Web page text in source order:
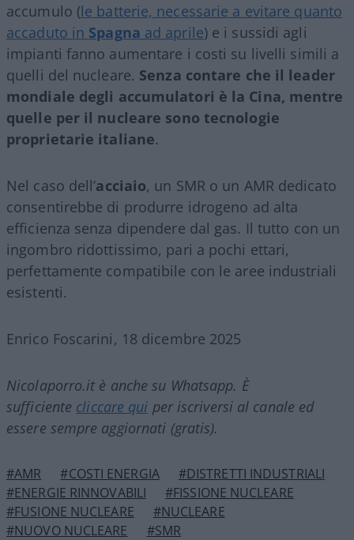
accumulo (le batterie, necessarie a evitare quanto
accaduto in Spagna ad aprile) e i sussidi agli
impianti fanno aumentare i costi su livelli simili a
quelli del nucleare. Senza contare che il leader
mondiale degli accumulatori è la Cina, mentre
quelle per il nucleare sono tecnologie
proprietarie italiane.
Nel caso dell’acciaio, un SMR o un AMR dedicato
consentirebbe di produrre idrogeno ad alta
efficienza senza dipendere dal gas. Il tutto con un
ingombro ridottissimo, pari a pochi ettari,
perfettamente compatibile con le aree industriali
esistenti.
Enrico Foscarini, 18 dicembre 2025
Nicolaporro.it è anche su Whatsapp. È
sufficiente cliccare qui per iscriversi al canale ed
essere sempre aggiornati (gratis).
#AMR #COSTI ENERGIA
#DISTRETTI INDUSTRIALI
#ENERGIE RINNOVABILI
#FISSIONE NUCLEARE
#FUSIONE NUCLEARE
#NUCLEARE
#NUOVO NUCLEARE
#SMR